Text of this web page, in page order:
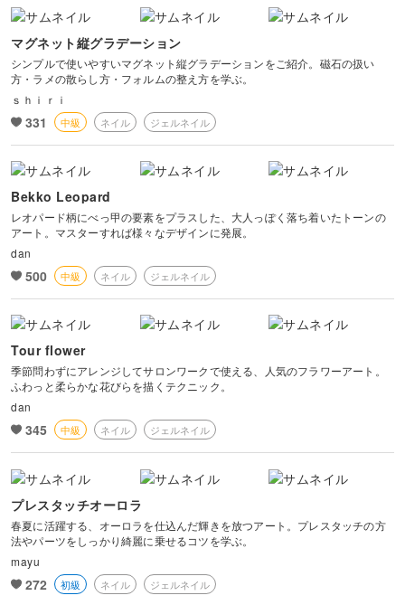
マグネット縦グラデーション
シンプルで使いやすいマグネット縦グラデーションをご紹介。磁石の扱い
方・ラメの散らし方・フォルムの整え方を学ぶ。
ｓｈｉｒｉ
331 中級 ネイル ジェルネイル
Bekko Leopard
レオパード柄にべっ甲の要素をプラスした、大人っぽく落ち着いたトーンの
アート。マスターすれば様々なデザインに発展。
dan
500 中級 ネイル ジェルネイル
Tour flower
季節問わずにアレンジしてサロンワークで使える、人気のフラワーアート。
ふわっと柔らかな花びらを描くテクニック。
dan
345 中級 ネイル ジェルネイル
プレスタッチオーロラ
春夏に活躍する、オーロラを仕込んだ輝きを放つアート。プレスタッチの方
法やパーツをしっかり綺麗に乗せるコツを学ぶ。
mayu
272 初級 ネイル ジェルネイル